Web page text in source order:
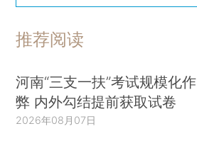
推荐阅读
河南“三支一扶”考试规模化作
弊 内外勾结提前获取试卷
2026年08月07日